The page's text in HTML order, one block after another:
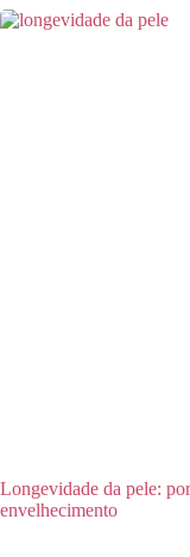
Longevidade da pele:
envelhecimento